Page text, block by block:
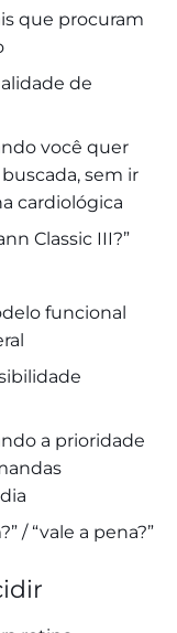
que procuram
de
você quer
sem ir
cardiológica
Classic III?”
funcional
a prioridade
/ “vale a pena?”